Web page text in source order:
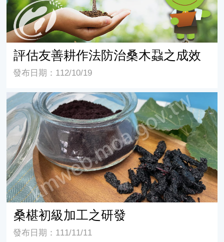
評估友善耕作法防治桑木蝨之成效
發布日期：112/10/19
桑椹初級加工之研發
桑椹初級加工之研發
發布日期：111/11/11